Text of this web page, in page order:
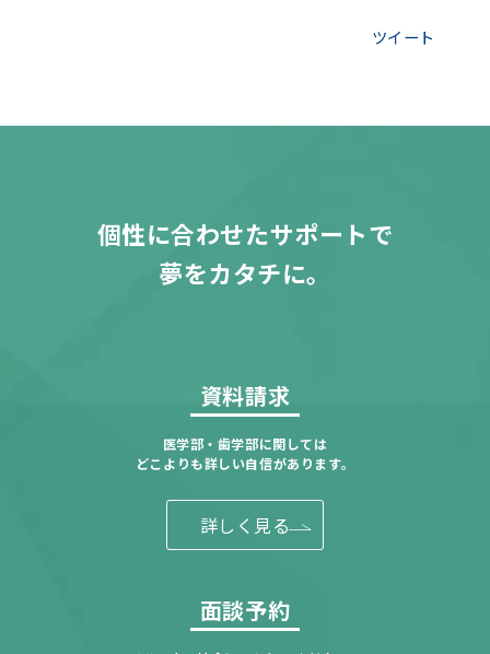
ツイート
個性に合わせたサポートで
夢をカタチに。
資料請求
医学部・歯学部に関しては
どこよりも詳しい自信があります。
詳しく見る
面談予約